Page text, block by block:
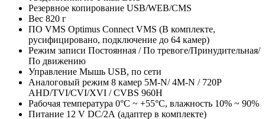
Резервное копирование USB/WEB/CMS
Вес 820 г
ПО VMS Optimus Connect VMS (В комплекте,
русифицировано, подключение до 64 камер)
Режим записи Постоянная / По тревоге/Принудительная/
По движению
Управление Мышь USB, по сети
Аналоговый режим 8 камер 5M-N/ 4M-N / 720P
AHD/TVI/CVI/XVI / CVBS 960Н
Рабочая температура 0°С ~ +55°С, влажность 10% ~ 90%
Питание 12 V DC/2А (адаптер в комплекте)